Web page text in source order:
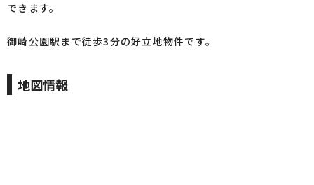
できます。
御崎公園駅まで徒歩3分の好立地物件です。
地図情報